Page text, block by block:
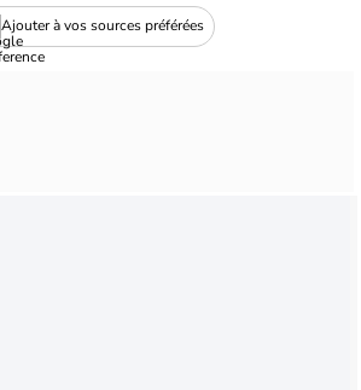
Ajouter à vos sources préférées